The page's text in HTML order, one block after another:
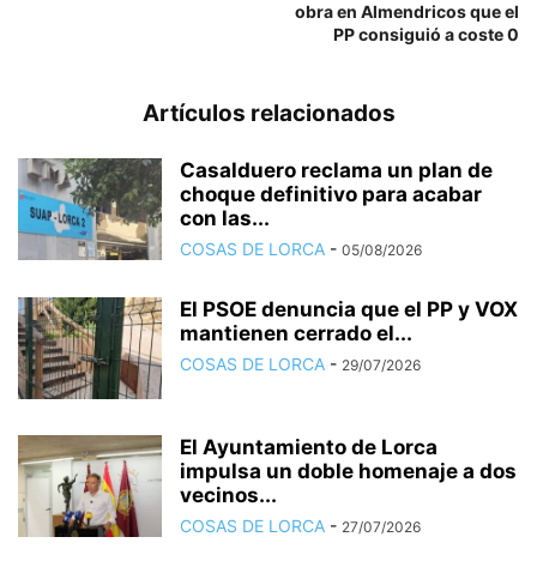
obra en Almendricos que el
PP consiguió a coste 0
Artículos relacionados
Casalduero reclama un plan de
choque definitivo para acabar
con las...
COSAS DE LORCA - 05/08/2026
El PSOE denuncia que el PP y VOX
mantienen cerrado el...
COSAS DE LORCA - 29/07/2026
El Ayuntamiento de Lorca
impulsa un doble homenaje a dos
vecinos...
COSAS DE LORCA - 27/07/2026